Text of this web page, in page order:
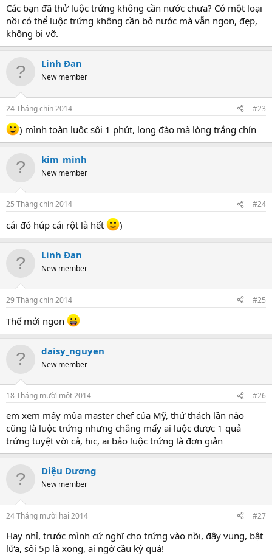
Các bạn đã thử luộc trứng không cần nước chưa? Có một loại
nồi có thể luộc trứng không cần bỏ nước mà vẫn ngon, đẹp,
không bị vỡ.
Linh Đan
New member
24 Tháng chín 2014 #23
) mình toàn luộc sôi 1 phút, long đào mà lòng trắng chín
kim_minh
New member
25 Tháng chín 2014 #24
cái đó húp cái rột là hết )
Linh Đan
New member
29 Tháng chín 2014 #25
Thế mới ngon
daisy_nguyen
New member
18 Tháng mười một 2014 #26
em xem mấy mùa master chef của Mỹ, thử thách lần nào
cũng là luộc trứng nhưng chẳng mấy ai luộc được 1 quả
trứng tuyệt vời cả, hic, ai bảo luộc trứng là đơn giản
Diệu Dương
New member
24 Tháng mười hai 2014 #27
Hay nhỉ, trước mình cứ nghĩ cho trứng vào nồi, đậy vung, bật
lửa, sôi 5p là xong, ai ngờ cầu kỳ quá!